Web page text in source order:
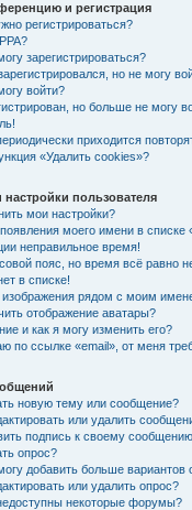
и регистрация
регистрироваться?
зарегистрироваться?
но не могу
войти?
но больше не могу
приходится
«Удалить cookies»?
пользователя
мои настройки?
моего имени в
неправильное время!
пояс, но время всё равно
в списке!
изображения рядом с моим
отображение аватары?
и как я могу изменить его?
по ссылке «email», от меня
новую тему или сообщение?
или удалить
подпись к своему
опрос?
добавить больше вариантов
или удалить опрос?
некоторые форумы?